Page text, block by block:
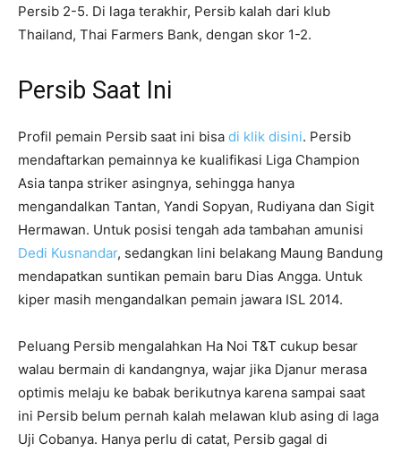
Persib 2-5. Di laga terakhir, Persib kalah dari klub
Thailand, Thai Farmers Bank, dengan skor 1-2.
Persib Saat Ini
Profil pemain Persib saat ini bisa di klik disini. Persib
mendaftarkan pemainnya ke kualifikasi Liga Champion
Asia tanpa striker asingnya, sehingga hanya
mengandalkan Tantan, Yandi Sopyan, Rudiyana dan Sigit
Hermawan. Untuk posisi tengah ada tambahan amunisi
Dedi Kusnandar, sedangkan lini belakang Maung Bandung
mendapatkan suntikan pemain baru Dias Angga. Untuk
kiper masih mengandalkan pemain jawara ISL 2014.
Peluang Persib mengalahkan Ha Noi T&T cukup besar
walau bermain di kandangnya, wajar jika Djanur merasa
optimis melaju ke babak berikutnya karena sampai saat
ini Persib belum pernah kalah melawan klub asing di laga
Uji Cobanya. Hanya perlu di catat, Persib gagal di